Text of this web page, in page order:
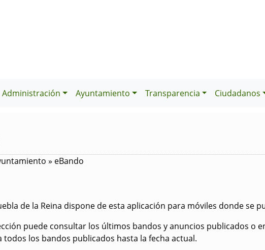
Administración Ayuntamiento Transparencia Ciudadanos
» eBando
de la Reina dispone de esta aplicación para móviles donde se
puede consultar los últimos bandos y anuncios publicados o
todos los bandos publicados hasta la fecha actual.